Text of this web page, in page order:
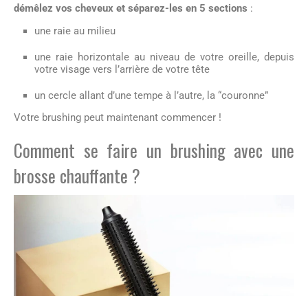
démêlez vos cheveux et séparez-les en 5 sections :
une raie au milieu
une raie horizontale au niveau de votre oreille, depuis
votre visage vers l’arrière de votre tête
un cercle allant d’une tempe à l’autre, la “couronne”
Votre brushing peut maintenant commencer !
Comment se faire un brushing avec une
brosse chauffante ?